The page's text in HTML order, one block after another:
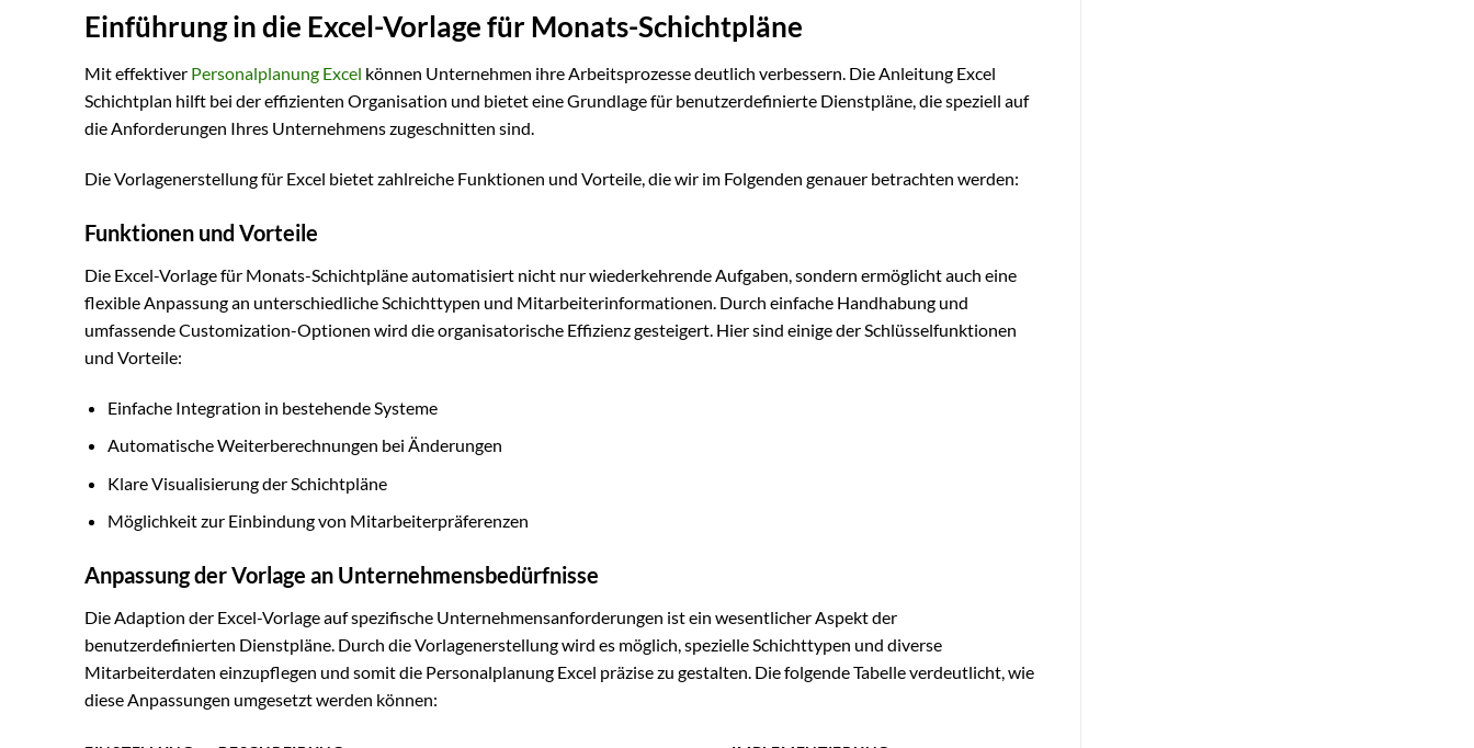
Einführung in die Excel-Vorlage für Monats-Schichtpläne
Mit effektiver Personalplanung Excel können Unternehmen ihre Arbeitsprozesse deutlich verbessern. Die Anleitung Excel
Schichtplan hilft bei der effizienten Organisation und bietet eine Grundlage für benutzerdefinierte Dienstpläne, die speziell auf
die Anforderungen Ihres Unternehmens zugeschnitten sind.
Die Vorlagenerstellung für Excel bietet zahlreiche Funktionen und Vorteile, die wir im Folgenden genauer betrachten werden:
Funktionen und Vorteile
Die Excel-Vorlage für Monats-Schichtpläne automatisiert nicht nur wiederkehrende Aufgaben, sondern ermöglicht auch eine
flexible Anpassung an unterschiedliche Schichttypen und Mitarbeiterinformationen. Durch einfache Handhabung und
umfassende Customization-Optionen wird die organisatorische Effizienz gesteigert. Hier sind einige der Schlüsselfunktionen
und Vorteile:
Einfache Integration in bestehende Systeme
Automatische Weiterberechnungen bei Änderungen
Klare Visualisierung der Schichtpläne
Möglichkeit zur Einbindung von Mitarbeiterpräferenzen
Anpassung der Vorlage an Unternehmensbedürfnisse
Die Adaption der Excel-Vorlage auf spezifische Unternehmensanforderungen ist ein wesentlicher Aspekt der
benutzerdefinierten Dienstpläne. Durch die Vorlagenerstellung wird es möglich, spezielle Schichttypen und diverse
Mitarbeiterdaten einzupflegen und somit die Personalplanung Excel präzise zu gestalten. Die folgende Tabelle verdeutlicht, wie
diese Anpassungen umgesetzt werden können: